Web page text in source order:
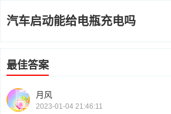
汽车启动能给电瓶充电吗
最佳答案
月风
2023-01-04 21:46:11